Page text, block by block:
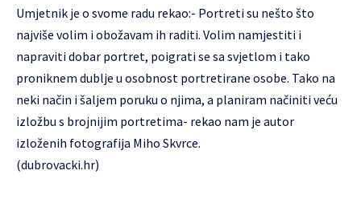
Umjetnik je o svome radu rekao:- Portreti su nešto što
najviše volim i obožavam ih raditi. Volim namjestiti i
napraviti dobar portret, poigrati se sa svjetlom i tako
proniknem dublje u osobnost portretirane osobe. Tako na
neki način i šaljem poruku o njima, a planiram načiniti veću
izložbu s brojnijim portretima- rekao nam je autor
izloženih fotografija Miho Skvrce.
(dubrovacki.hr)